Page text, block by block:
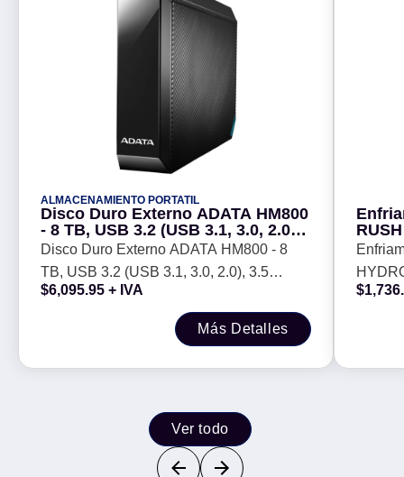
ALMACENAMIENTO PORTATIL
Disco Duro Externo ADATA HM800
- 8 TB, USB 3.2 (USB 3.1, 3.0, 2.0),
3.5 pulgadas, Negro
Disco Duro Externo ADATA HM800 - 8
TB, USB 3.2 (USB 3.1, 3.0, 2.0), 3.5
pulgadas, Negro
$6,095.95 + IVA
Más Detalles
$
Ver todo